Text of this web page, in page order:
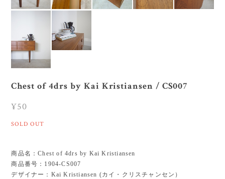
Chest of 4drs by Kai Kristiansen / CS007
¥50
SOLD OUT
商品名：Chest of 4drs by Kai Kristiansen
商品番号：1904-CS007
デザイナー：Kai Kristiansen (カイ・クリスチャンセン）